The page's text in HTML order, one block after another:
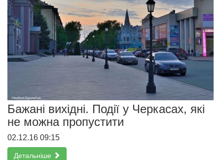
Бажані вихідні. Події у Черкасах, які
не можна пропустити
02.12.16 09:15
Детальніше